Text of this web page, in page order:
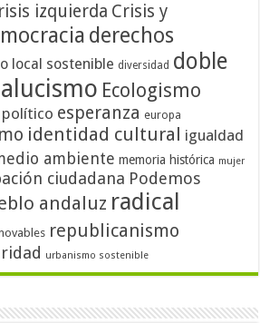
izquierda Crisis y
derechos
local sostenible diversidad doble
Ecologismo
político esperanza europa
identidad cultural igualdad
ambiente memoria histórica mujer
ciudadana Podemos
andaluz radical
republicanismo
urbanismo sostenible